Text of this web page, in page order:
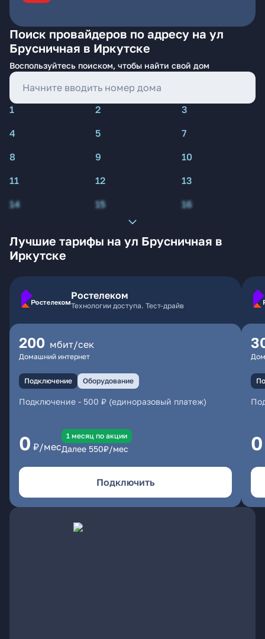
Поиск провайдеров по адресу на ул
Брусничная в Иркутске
Воспользуйтесь поиском, чтобы найти свой дом
1 2
3
4
5
7
8
9
10
11
12
13
14
15 16
Лучшие тарифы на ул Брусничная в
Иркутске
Ростелеком
Технологии доступа. Тест-драйв
200 мбит/сек
Домашний интернет
Подключение Оборудование
Подключение - 500 ₽ (единоразовый платеж)
0 ₽/мес
1 месяц по акции
Далее 550₽/мес
Подключить
0